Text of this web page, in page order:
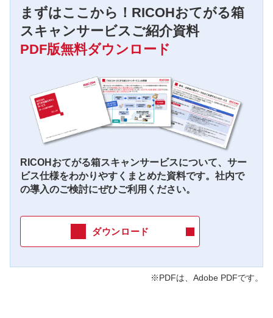
まずはここから！RICOHおてがる箱
スキャンサービスご紹介資料
PDF版無料ダウンロード
RICOHおてがる箱スキャンサービスについて、 サー
ビス仕様をわかりやすくまとめた資料です。 社内で
の導入のご検討にぜひご利用ください。
ダウンロード
※PDFは、Adobe PDFです。